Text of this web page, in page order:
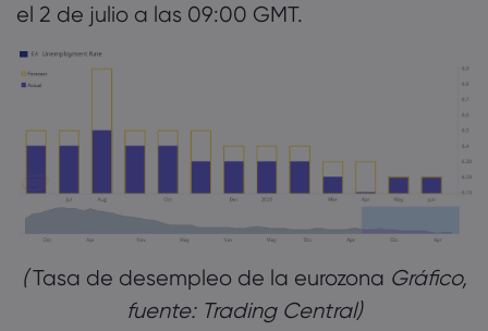
el 2 de julio a las 09:00 GMT.
(Tasa de desempleo de la eurozona Gráfico,
fuente: Trading Central)